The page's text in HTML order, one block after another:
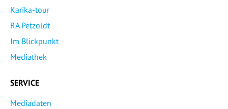
Karika-tour
RA Petzoldt
Im Blickpunkt
Mediathek
SERVICE
Mediadaten